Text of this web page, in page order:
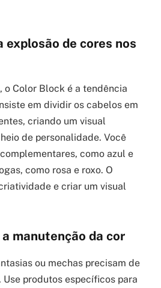
explosão de cores nos
o Color Block é a tendência
em dividir os cabelos em
criando um visual
de personalidade. Você
como azul e
como rosa e roxo. O
e criar um visual
manutenção da cor
ou mechas precisam de
produtos específicos para